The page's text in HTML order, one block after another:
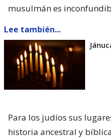
musulmán es
Lee también...
Para los judíos sus
historia ancestral y